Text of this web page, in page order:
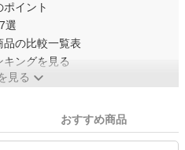
イント
選
品の比較一覧表
ングを見る
見る
おすすめ商品